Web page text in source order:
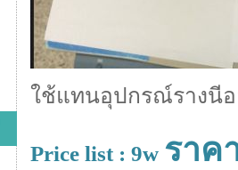
ใช้แทนอุปกรณ์รางนีอ
Price list : 9w ราค